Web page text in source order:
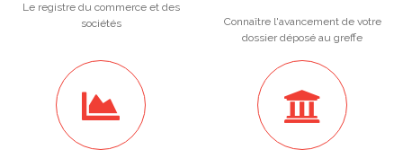
Le registre du commerce et des
sociétés
Connaître l'avancement de votre
dossier déposé au greffe